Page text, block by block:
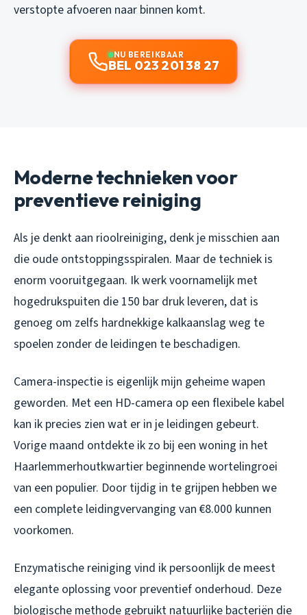
verstopte afvoeren naar binnen komt.
NU BEREIKBAAR
BEL 023 201 38 27
Moderne technieken voor
preventieve reiniging
Als je denkt aan rioolreiniging, denk je misschien aan
die oude ontstoppingsspiralen. Maar de techniek is
enorm vooruitgegaan. Ik werk voornamelijk met
hogedrukspuiten die 150 bar druk leveren, dat is
genoeg om zelfs hardnekkige kalkaanslag weg te
spoelen zonder de leidingen te beschadigen.
Camera-inspectie is eigenlijk mijn geheime wapen
geworden. Met een HD-camera op een flexibele kabel
kan ik precies zien wat er in je leidingen gebeurt.
Vorige maand ontdekte ik zo bij een woning in het
Haarlemmerhoutkwartier beginnende wortelingroei
van een populier. Door tijdig in te grijpen hebben we
een complete leidingvervanging van €8.000 kunnen
voorkomen.
Enzymatische reiniging vind ik persoonlijk de meest
elegante oplossing voor preventief onderhoud. Deze
biologische methode gebruikt natuurlijke bacteriën die